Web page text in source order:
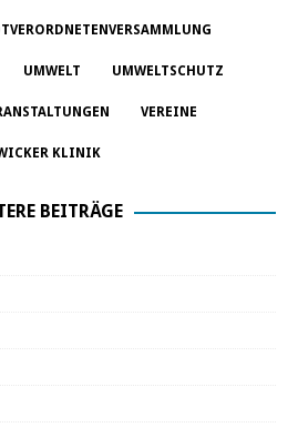
UMWELT UMWELTSCHUTZ
VEREINE
KLINIK
BEITRÄGE